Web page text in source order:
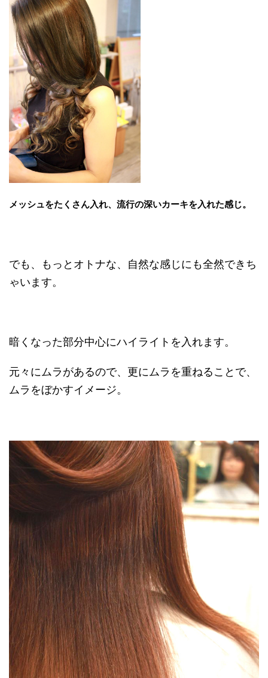
メッシュをたくさん入れ、流行の深いカーキを入れた感じ。
でも、もっとオトナな、自然な感じにも全然できち
ゃいます。
暗くなった部分中心にハイライトを入れます。
元々にムラがあるので、更にムラを重ねることで、
ムラをぼかすイメージ。